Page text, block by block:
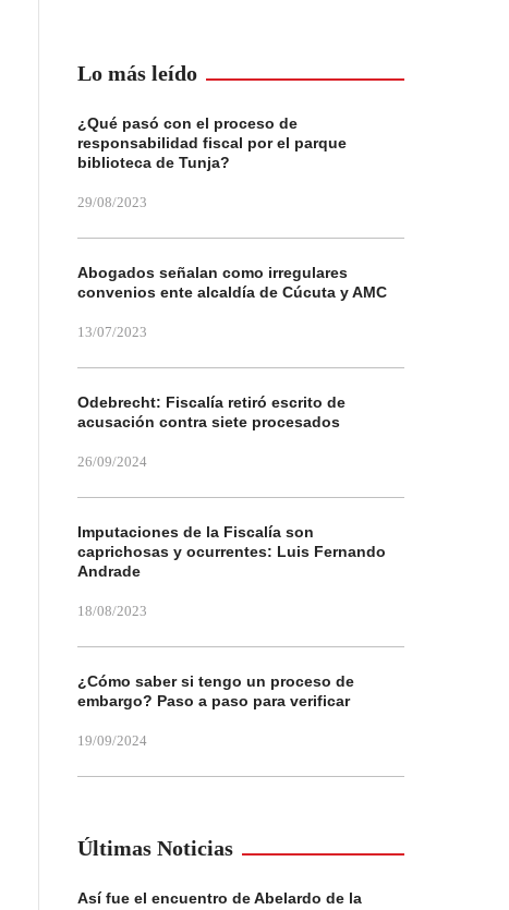
Lo más leído
¿Qué pasó con el proceso de
responsabilidad fiscal por el parque
biblioteca de Tunja?
29/08/2023
Abogados señalan como irregulares
convenios ente alcaldía de Cúcuta y AMC
13/07/2023
Odebrecht: Fiscalía retiró escrito de
acusación contra siete procesados
26/09/2024
Imputaciones de la Fiscalía son
caprichosas y ocurrentes: Luis Fernando
Andrade
18/08/2023
¿Cómo saber si tengo un proceso de
embargo? Paso a paso para verificar
19/09/2024
Últimas Noticias
Así fue el encuentro de Abelardo de la